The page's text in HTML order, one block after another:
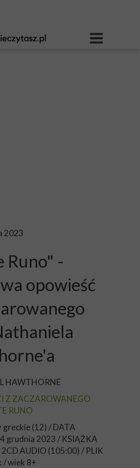
2023
Runo" -
opowieść
HAWTHORNE
Z ZACZAROWANEGO
RUNO
greckie (12) / DATA
4 grudnia 2023 / KSIĄŻKA
AUDIO (105:00) / PLIK
/ wiek 8+